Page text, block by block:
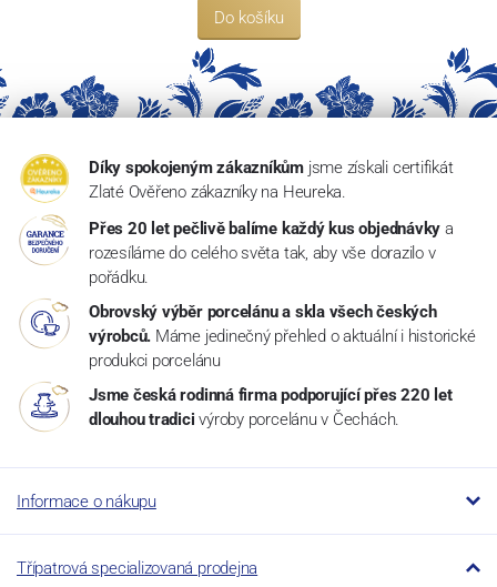
Do košíku
Díky spokojeným zákazníkům jsme získali certifikát
Zlaté Ověřeno zákazníky na Heureka.
Přes 20 let pečlivě balíme každý kus objednávky a
rozesíláme do celého světa tak, aby vše dorazilo v
pořádku.
Obrovský výběr porcelánu a skla všech českých
výrobců. Máme jedinečný přehled o aktuální i historické
produkci porcelánu
Jsme česká rodinná firma podporující přes 220 let
dlouhou tradici výroby porcelánu v Čechách.
Informace o nákupu
Třípatrová specializovaná prodejna